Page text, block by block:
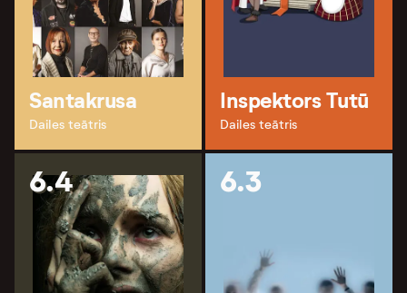
Santakrusa
Dailes teātris
Inspektors Tutū
Dailes teātris
6.4 6.3